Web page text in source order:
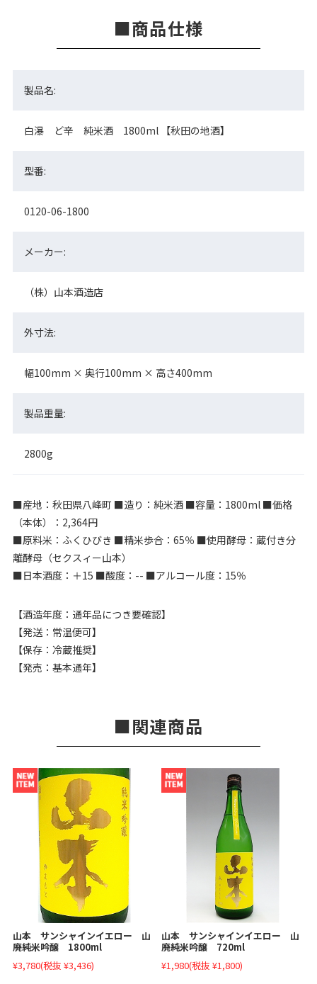
商品仕様
製品名:
白瀑 ど辛 純米酒 1800ml 【秋田の地酒】
型番:
0120-06-1800
メーカー:
（株）山本酒造店
外寸法:
幅100mm × 奥行100mm × 高さ400mm
製品重量:
2800g
■産地：秋田県八峰町 ■造り：純米酒 ■容量：1800ml ■価格
（本体）：2,364円
■原料米：ふくひびき ■精米歩合：65％ ■使用酵母：蔵付き分
離酵母（セクスィー山本）
■日本酒度：＋15 ■酸度：-- ■アルコール度：15％
【酒造年度：通年品につき要確認】
【発送：常温便可】
【保存：冷蔵推奨】
【発売：基本通年】
関連商品
山本 サンシャインイエロー 山
廃純米吟醸 1800ml
¥3,780(税抜 ¥3,436)
山本 サンシャインイエロー 山
廃純米吟醸 720ml
¥1,980(税抜 ¥1,800)